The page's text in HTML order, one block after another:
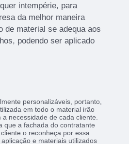
intempérie, para
da melhor maneira
de material se adequa aos
podendo ser aplicado
personalizáveis, portanto,
em todo o material irão
necessidade de cada cliente.
que a fachada do contratante
o reconheça por essa
e materiais utilizados